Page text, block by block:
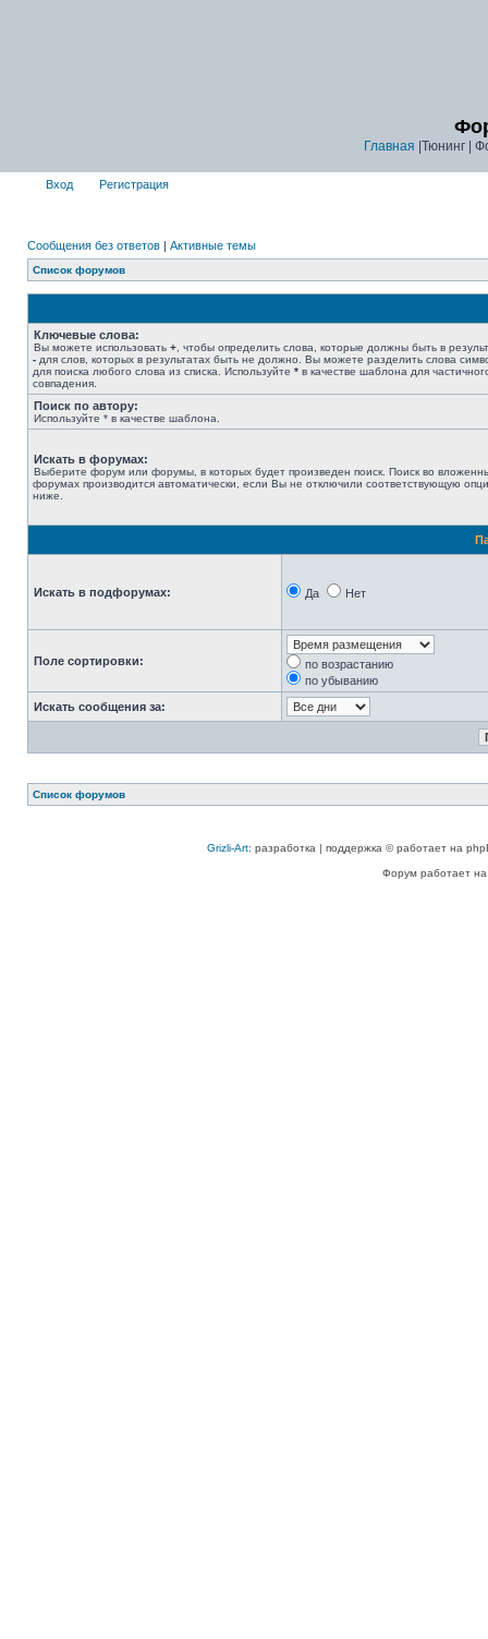
Главная |Тюнинг |
Вход Регистрация
Сообщения без ответов | Активные темы
Список форумов
Ключевые слова:
Вы можете использовать + , чтобы определить слова, которые должны быть в
- для слов, которых в результатах быть не должно. Вы можете разделить слова
для поиска любого слова из списка. Используйте * в качестве шаблона для
совпадения.
Поиск по автору:
Используйте * в качестве шаблона.
Искать в форумах:
Выберите форум или форумы, в которых будет произведен поиск. Поиск во
форумах производится автоматически, если Вы не отключили соответствующую
ниже.
Искать в подфорумах: Да Нет
Поле сортировки:
по возрастанию
по убыванию
Искать сообщения за:
Список форумов
Grizli-Art: разработка | поддержка © работает на
Форум работает